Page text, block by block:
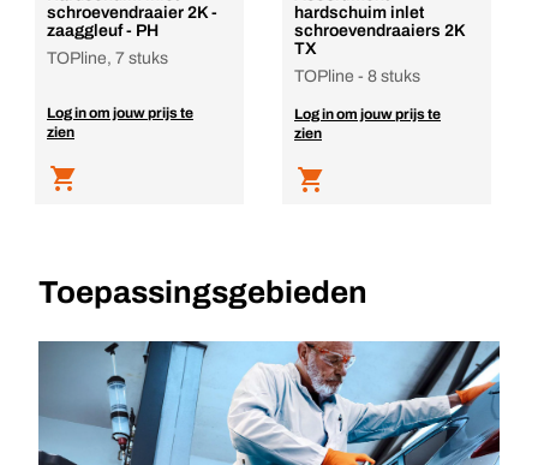
schroevendraaier 2K -
zaaggleuf - PH
TOPline, 7 stuks
Log in om jouw prijs te
zien
hardschuim inlet
schroevendraaiers 2K
TX
TOPline - 8 stuks
Log in om jouw prijs te
zien
Toepassingsgebieden